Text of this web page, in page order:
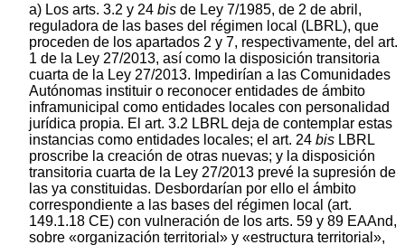
a) Los arts. 3.2 y 24 bis de Ley 7/1985, de 2 de abril,
reguladora de las bases del régimen local (LBRL), que
proceden de los apartados 2 y 7, respectivamente, del art.
1 de la Ley 27/2013, así como la disposición transitoria
cuarta de la Ley 27/2013. Impedirían a las Comunidades
Autónomas instituir o reconocer entidades de ámbito
inframunicipal como entidades locales con personalidad
jurídica propia. El art. 3.2 LBRL deja de contemplar estas
instancias como entidades locales; el art. 24 bis LBRL
proscribe la creación de otras nuevas; y la disposición
transitoria cuarta de la Ley 27/2013 prevé la supresión de
las ya constituidas. Desbordarían por ello el ámbito
correspondiente a las bases del régimen local (art.
149.1.18 CE) con vulneración de los arts. 59 y 89 EAAnd,
sobre «organización territorial» y «estructura territorial»,